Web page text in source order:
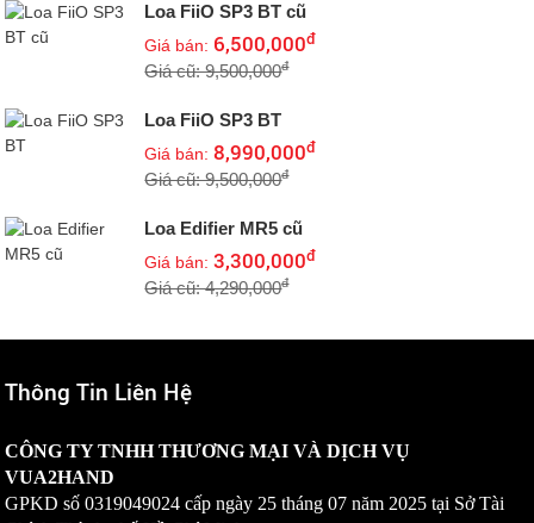
Loa FiiO SP3 BT cũ
Giá bán: 6,500,000đ
Giá cũ: 9,500,000đ
Loa FiiO SP3 BT
Giá bán:8,990,000đ
Giá cũ: 9,500,000đ
Loa Edifier MR5 cũ
Giá bán:3,300,000đ
Giá cũ: 4,290,000đ
Thông Tin Liên Hệ
CÔNG TY TNHH THƯƠNG MẠI VÀ DỊCH VỤ
VUA2HAND
GPKD số0319049024 cấp ngày 25 tháng 07 năm 2025 tại Sở Tài